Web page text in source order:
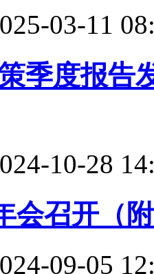
03-11
季度报告
10-28
会召开（
09-05